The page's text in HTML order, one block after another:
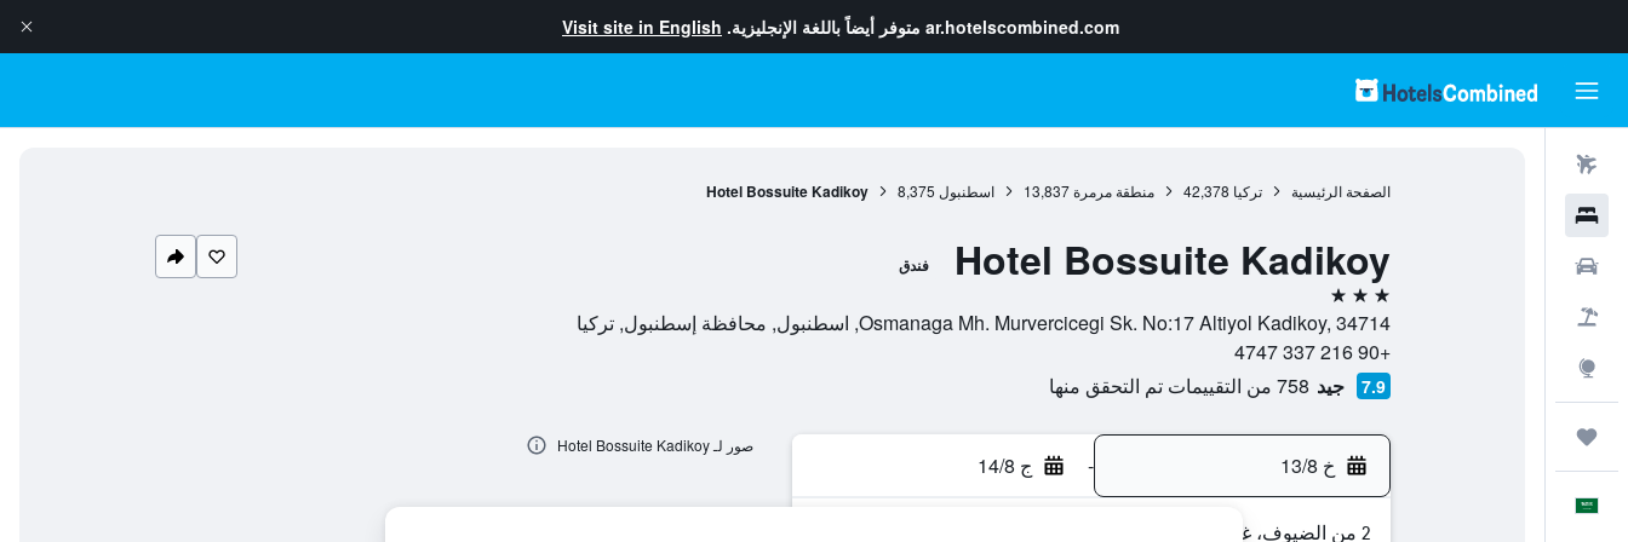
ar.hotelscombined.com متوفر أيضاً باللغة الإنجليزية. Visit site in English
الصفحة الرئيسية تركيا 42,378 منطقة مرمرة 13,837 اسطنبول 8,375
Hotel Bossuite Kadikoy
Hotel Bossuite Kadikoy فندق
3 نجوم
Osmanaga Mh. Murvercicegi Sk. No:17 Altiyol Kadikoy, 34714, اسطنبول, محافظة إسطنبول, تركيا
+90 216 337 4747
7.9 جيد 758 من التقييمات تم التحقق منها
خ 13/8 - ج 14/8
2 من الضيوف، غرفة واحدة
صور لـ Hotel Bossuite Kadikoy